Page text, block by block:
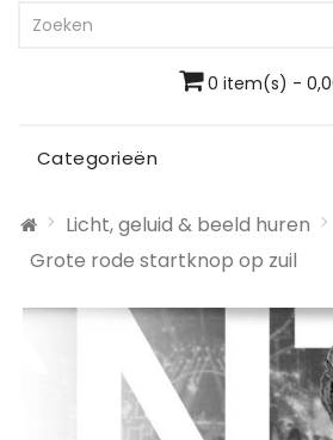
0 item(s) -
Categorieën
Licht, geluid & beeld huren
Grote rode startknop op zuil